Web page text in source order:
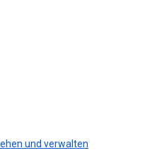
und verwalten